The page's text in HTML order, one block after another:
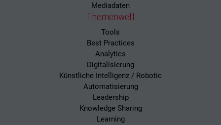
Mediadaten
Themenwelt
Tools
Best Practices
Analytics
Digitalisierung
Künstliche Intelligenz / Robotic
Automatisierung
Leadership
Knowledge Sharing
Learning